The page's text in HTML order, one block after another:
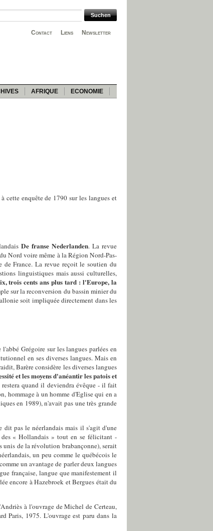
Newsletter
Liens
Contact
AFRIQUE ECONOMIE
cette enquête de 1790 sur les langues et
De franse Nederlanden. La revue
Nord voire même à la Région Nord-Pas-
France. La revue reçoit le soutien du
linguistiques mais aussi culturelles,
trois cents ans plus tard : l'Europe, la
sur la reconversion du bassin minier du
soit impliquée directement dans les
Grégoire sur les langues parlées en
en ses diverses langues. Mais en
Barère considère les diverses langues
et les moyens d'anéantir les patois et
quand il deviendra évêque - il fait
hommage à un homme d'Eglise qui en a
en 1989), n'avait pas une très grande
pas le néerlandais mais il s'agit d'une
« Hollandais » tout en se félicitant -
de la révolution brabançonne), serait
un peu comme le québécois le
un avantage de parler deux langues
française, langue que manifestement il
encore à Hazebroek et Bergues était du
à l'ouvrage de Michel de Certeau,
Paris, 1975. L'ouvrage est paru dans la